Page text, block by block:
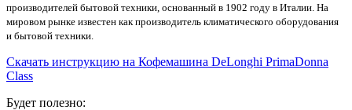
производителей бытовой техники, основанный в 1902 году в Италии. На
мировом рынке известен как производитель климатического оборудования
и бытовой техники.
Скачать инструкцию на Кофемашина DeLonghi PrimaDonna
Class
Будет полезно: